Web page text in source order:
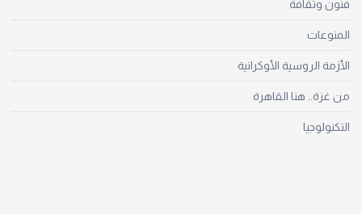
فنون وثقافة
المنوعات
الأزمة الروسية الأوكرانية
من غزة.. هنا القاهرة
التكنولوجيا